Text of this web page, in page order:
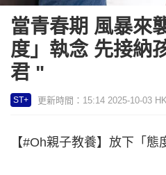
當青春期 風暴來
度」執念 先接納
君 "
ST+ 更新時間：15:14 2025-10-03
【#Oh親子教養】放下「